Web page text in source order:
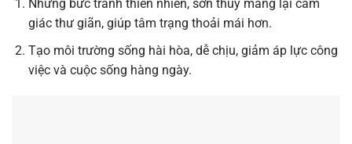
Những bức tranh thiên nhiên, sơn thủy mang lại cảm
giác thư giãn, giúp tâm trạng thoải mái hơn.
Tạo môi trường sống hài hòa, dễ chịu, giảm áp lực công
việc và cuộc sống hàng ngày.